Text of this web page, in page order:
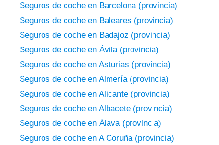
Seguros de coche en Barcelona (provincia)
Seguros de coche en Baleares (provincia)
Seguros de coche en Badajoz (provincia)
Seguros de coche en Ávila (provincia)
Seguros de coche en Asturias (provincia)
Seguros de coche en Almería (provincia)
Seguros de coche en Alicante (provincia)
Seguros de coche en Albacete (provincia)
Seguros de coche en Álava (provincia)
Seguros de coche en A Coruña (provincia)